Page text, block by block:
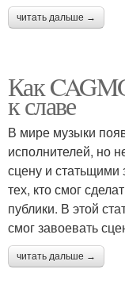
читать дальше →
Как
к славе
В мире музыки
исполнителей, но
сцену и
тех, кто смог
публики. В этой
смог завоевать
читать дальше →